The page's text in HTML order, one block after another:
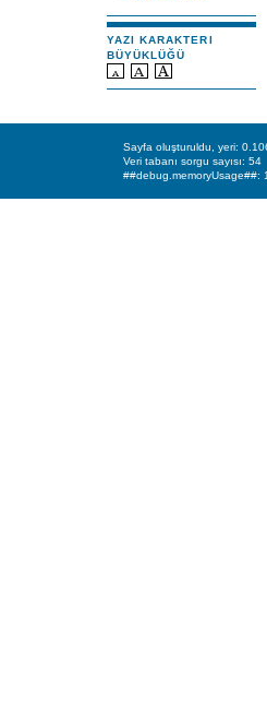
YAZI KARAKTERI
BÜYÜKLÜĞÜ
Sayfa oluşturuldu, yeri:
Veri tabanı sorgu sayısı: 54
##debug.memoryUsage##: